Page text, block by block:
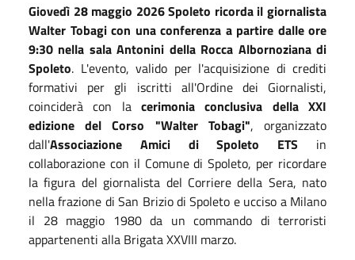
Giovedì 28 maggio 2026Spoleto ricorda il giornalista
Walter Tobagi con una conferenza a partire dalle ore
9:30 nella sala Antonini della Rocca Albornoziana di
Spoleto. L'evento, valido per l'acquisizione di crediti
formativi per gli iscritti all'Ordine dei Giornalisti,
coinciderà con la cerimonia conclusiva della XXI
edizione del Corso "Walter Tobagi", organizzato
dall'Associazione Amici di Spoleto ETS in
collaborazione con il Comune di Spoleto, per ricordare
la figura del giornalista del Corriere della Sera, nato
nella frazione di San Brizio di Spoleto e ucciso a Milano
il 28 maggio 1980 da un commando di terroristi
appartenenti alla Brigata XXVIII marzo.